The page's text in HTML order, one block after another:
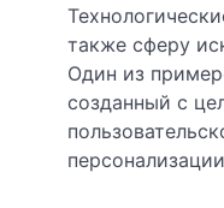
также сферу
Один из
созданный с